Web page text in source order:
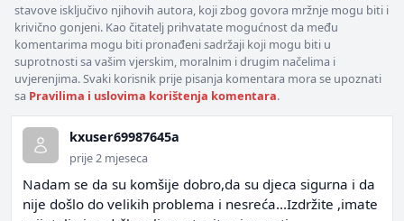
stavove isključivo njihovih autora, koji zbog govora mržnje mogu biti i
krivično gonjeni. Kao čitatelj prihvatate mogućnost da među
komentarima mogu biti pronađeni sadržaji koji mogu biti u
suprotnosti sa vašim vjerskim, moralnim i drugim načelima i
uvjerenjima. Svaki korisnik prije pisanja komentara mora se upoznati
sa Pravilima i uslovima korištenja komentara.
kxuser69987645a
prije 2 mjeseca
Nadam se da su komšije dobro,da su djeca sigurna i da
nije došlo do velikih problema i nesreća...Izdržite ,imate